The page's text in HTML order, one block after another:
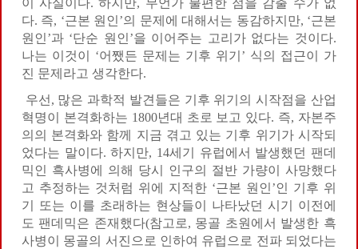
이 사실이다. 하지만, 무언가 불편한 점을 감출 수가 없
다. 즉, ‘근본 원인’의 문제에 대해서는 동감하지만, ‘근본
원인’과 ‘단순 원인’을 이어주는 고리가 없다는 것이다.
나는 이것이 ‘어쨌든 문제는 기후 위기’ 식의 접근이 가
진 문제라고 생각한다.
우선, 많은 과학적 발견들은 기후 위기의 시작점을 산업
혁명이 본격화하는 1800년대 초로 보고 있다. 즉, 자본주
의의 본격화와 함께 지금 겪고 있는 기후 위기가 시작되
었다는 말이다. 하지만, 14세기 유럽에서 발생했던 팬데
믹인 흑사병에 의해 당시 인구의 절반 가량이 사망했다
고 추정하는 것처럼 위에 지적한 ‘근본 원인’인 기후 위
기 또는 이를 초래하는 현상들이 나타났던 시기 이전에
도 팬데믹은 존재했다(참고로, 몽골 초원에서 발생한 흑
사병이 몽골의 서진으로 인하여 유럽으로 전파 되었다는